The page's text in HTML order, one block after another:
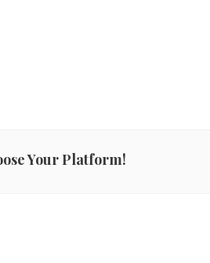
Your Platform!